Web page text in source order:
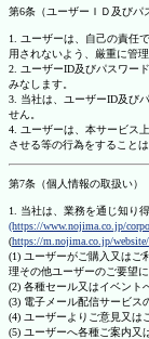
第6条（ユーザーＩＤ及びパ
1. ユーザーは、自己の責任
用されないよう、厳重に管理
2. ユーザーID及びパスワー
みなします。
3. 当社は、ユーザーID及び
せん。
4. ユーザーは、本サービス
させる等の行為をすることは
第7条（個人情報の取扱い）
1. 当社は、業務を通じ知り
(https://www.nojima.co.jp/
(https://m.nojima.co.jp/
(1) ユーザーがご購入又はご
理その他ユーザーのご要望
(2) 各種セール又はイベント
(3) 電子メール配信サービス
(4) ユーザーよりご意見又は
(5) ユーザーへ各種ご案内又